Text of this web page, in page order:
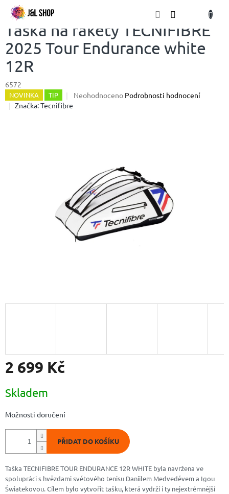
Přejít
obsahTaška na rakety TECNIFIBRE
2025 Tour Endurance white
12R
6572
NOVINKA TIP
Průměrné
Neohodnoceno Podrobnosti hodnocení
Značka:Tecnifibre
2 699 Kč
cena:
Skladem
Možnosti doručení
PŘIDAT DO KOŠÍKU
Taška TECNIFIBRE TOUR ENDURANCE 12R WHITE byla navržena ve
spolupráci s hvězdami světového tenisu Daniilem Medveděvem a Igou
Światekovou. Cílem bylo vytvořit tašku, která vydrží i ty nejextrémnější